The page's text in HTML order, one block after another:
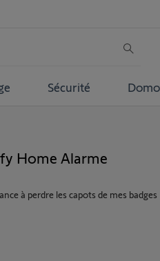
Sécurité
Home Alarme
à perdre les capots de mes badges